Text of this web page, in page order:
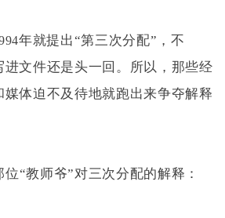
年就提出“第三次分配”，不
进文件还是头一回。所以，那些经
媒体迫不及待地就跑出来争夺解释
“教师爷”对三次分配的解释：